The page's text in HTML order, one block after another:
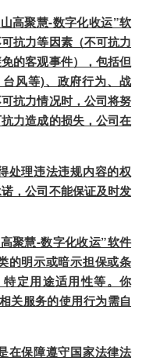
高聚慧-数字化收运”软
抗力等因素（不可抗力
的客观事件），包括但
风等)、政府行为、战
抗力情况时，公司将努
力造成的损失，公司在
处理违法违规内容的权
，公司不能保证及时发
聚慧-数字化收运”软件
的明示或暗示担保或条
定用途适用性等。你
关服务的使用行为需自
在保障遵守国家法律法